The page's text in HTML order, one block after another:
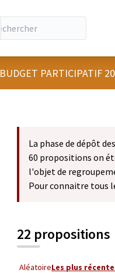
BUDGET PARTICIPATIF
La phase de dépôt
60 propositions on
l'objet de
Pour connaitre tous
22 propositions
AléatoireLes plus